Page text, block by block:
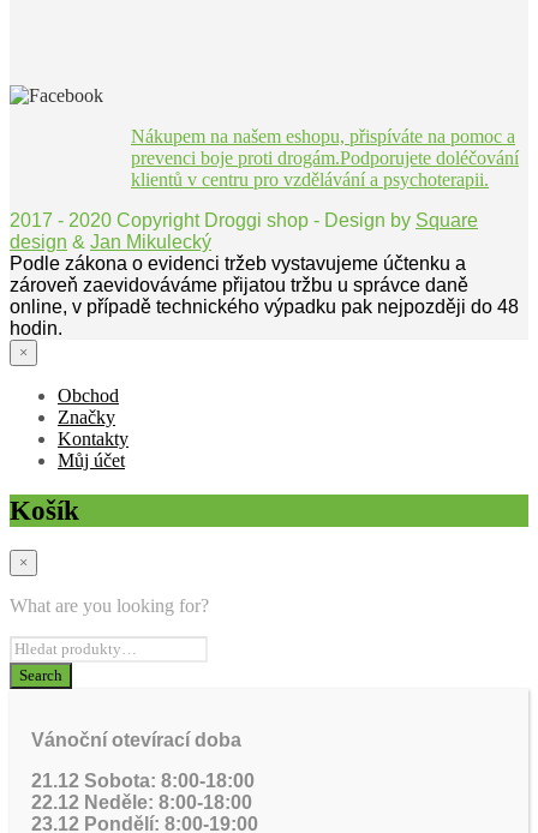
Nákupem na našem eshopu, přispíváte na pomoc a
prevenci boje proti drogám.Podporujete doléčování
klientů v centru pro vzdělávání a psychoterapii.
2017 - 2020 Copyright Droggi shop - Design by Square
design & Jan Mikulecký
Podle zákona o evidenci tržeb vystavujeme účtenku a
zároveň zaevidováváme přijatou tržbu u správce daně
online, v případě technického výpadku pak nejpozději do 48
hodin.
×
Obchod
Značky
Kontakty
Můj účet
Košík
×
What are you looking for?
Vánoční otevírací doba
21.12 Sobota: 8:00-18:00
22.12 Neděle: 8:00-18:00
23.12 Pondělí: 8:00-19:00